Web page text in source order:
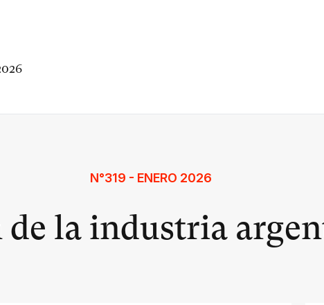
N°319 - ENERO 2026
la industria